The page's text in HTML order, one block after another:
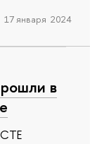
17 января 2024
в